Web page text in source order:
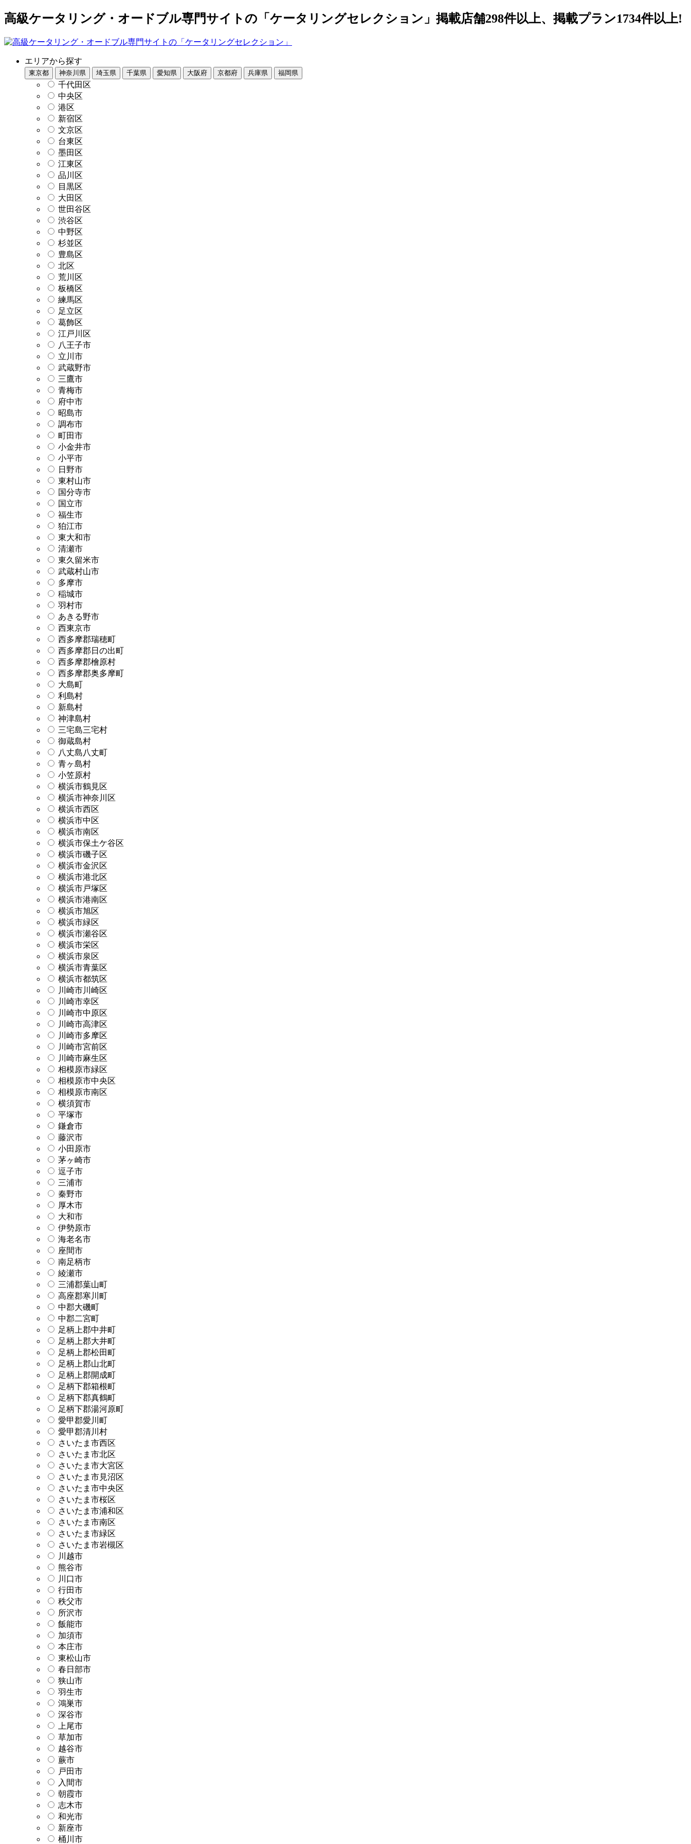
高級ケータリング・オードブル専門サイトの「ケータリングセレクション」掲載店舗298件以上、掲載プラン1734件以上!
エリアから探す
東京都 神奈川県 埼玉県 千葉県 愛知県 大阪府 京都府 兵庫県 福岡県
千代田区
中央区
港区
新宿区
文京区
台東区
墨田区
江東区
品川区
目黒区
大田区
世田谷区
渋谷区
中野区
杉並区
豊島区
北区
荒川区
板橋区
練馬区
足立区
葛飾区
江戸川区
八王子市
立川市
武蔵野市
三鷹市
青梅市
府中市
昭島市
調布市
町田市
小金井市
小平市
日野市
東村山市
国分寺市
国立市
福生市
狛江市
東大和市
清瀬市
東久留米市
武蔵村山市
多摩市
稲城市
羽村市
あきる野市
西東京市
西多摩郡瑞穂町
西多摩郡日の出町
西多摩郡檜原村
西多摩郡奥多摩町
大島町
利島村
新島村
神津島村
三宅島三宅村
御蔵島村
八丈島八丈町
青ヶ島村
小笠原村
横浜市鶴見区
横浜市神奈川区
横浜市西区
横浜市中区
横浜市南区
横浜市保土ケ谷区
横浜市磯子区
横浜市金沢区
横浜市港北区
横浜市戸塚区
横浜市港南区
横浜市旭区
横浜市緑区
横浜市瀬谷区
横浜市栄区
横浜市泉区
横浜市青葉区
横浜市都筑区
川崎市川崎区
川崎市幸区
川崎市中原区
川崎市高津区
川崎市多摩区
川崎市宮前区
川崎市麻生区
相模原市緑区
相模原市中央区
相模原市南区
横須賀市
平塚市
鎌倉市
藤沢市
小田原市
茅ヶ崎市
逗子市
三浦市
秦野市
厚木市
大和市
伊勢原市
海老名市
座間市
南足柄市
綾瀬市
三浦郡葉山町
高座郡寒川町
中郡大磯町
中郡二宮町
足柄上郡中井町
足柄上郡大井町
足柄上郡松田町
足柄上郡山北町
足柄上郡開成町
足柄下郡箱根町
足柄下郡真鶴町
足柄下郡湯河原町
愛甲郡愛川町
愛甲郡清川村
さいたま市西区
さいたま市北区
さいたま市大宮区
さいたま市見沼区
さいたま市中央区
さいたま市桜区
さいたま市浦和区
さいたま市南区
さいたま市緑区
さいたま市岩槻区
川越市
熊谷市
川口市
行田市
秩父市
所沢市
飯能市
加須市
本庄市
東松山市
春日部市
狭山市
羽生市
鴻巣市
深谷市
上尾市
草加市
越谷市
蕨市
戸田市
入間市
朝霞市
志木市
和光市
新座市
桶川市